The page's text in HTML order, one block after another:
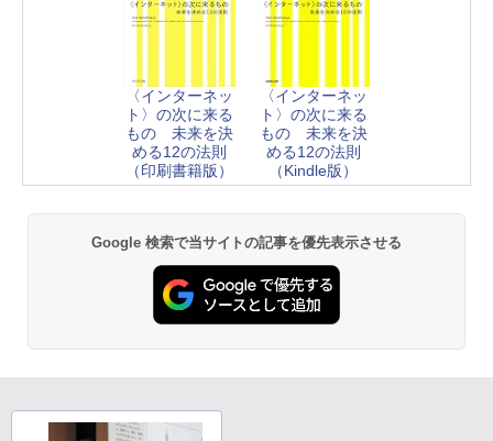
〈インターネッ
ト〉の次に来る
もの 未来を決
める12の法則
（印刷書籍版）
〈インターネッ
ト〉の次に来る
もの 未来を決
める12の法則
（Kindle版）
Google 検索で当サイトの記事を優先表示させる